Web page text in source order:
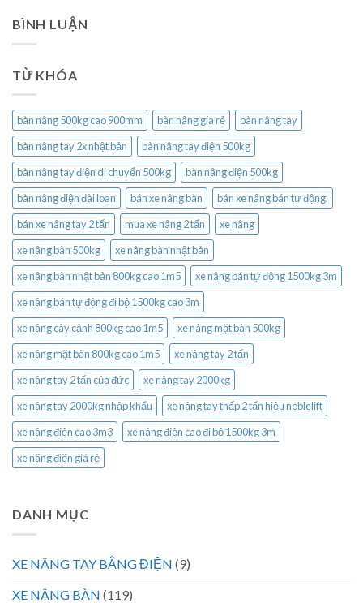
BÌNH LUẬN
TỪ KHÓA
bàn nâng 500kg cao 900mm bàn nâng gía rẻ
bàn nâng tay
bàn nâng tay 2x nhật bản
bàn nâng tay điện 500kg
bàn nâng tay điện di chuyển 500kg
bàn nâng điện 500kg
bàn nâng điện đài loan
bán xe nâng bàn
bán xe nâng bán tự động.
bán xe nâng tay 2 tấn
mua xe nâng 2 tấn
xe nâng
xe nâng bàn 500kg
xe nâng bàn nhật bản
xe nâng bàn nhật bản 800kg cao 1m5
xe nâng bán tự động 1500kg 3m
xe nâng bán tự động đi bộ 1500kg cao 3m
xe nâng cây cảnh 800kg cao 1m5
xe nâng mặt bàn 500kg
xe nâng mặt bàn 800kg cao 1m5
xe nâng tay 2 tấn
xe nâng tay 2 tấn của đức
xe nâng tay 2000kg
xe nâng tay 2000kg nhập khẩu
xe nâng tay thấp 2 tấn hiệu noblelift
xe nâng điện cao 3m3
xe nâng điện cao đi bộ 1500kg 3m
xe nâng điện giá rẻ
DANH MỤC
XE NÂNG TAY BẰNG ĐIỆN (9)
XE NÂNG BÀN (119)